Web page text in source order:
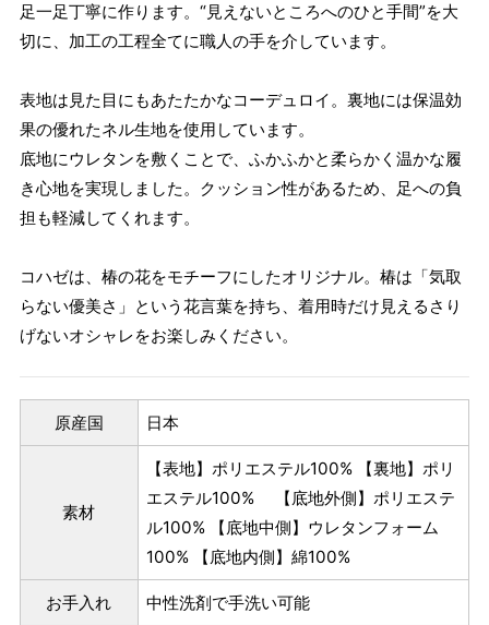
足一足丁寧に作ります。“見えないところへのひと手間”を大
切に、加工の工程全てに職人の手を介しています。
表地は見た目にもあたたかなコーデュロイ。裏地には保温効
果の優れたネル生地を使用しています。
底地にウレタンを敷くことで、ふかふかと柔らかく温かな履
き心地を実現しました。クッション性があるため、足への負
担も軽減してくれます。
コハゼは、椿の花をモチーフにしたオリジナル。椿は「気取
らない優美さ」という花言葉を持ち、着用時だけ見えるさり
げないオシャレをお楽しみください。
原産国 日本
素材
【表地】ポリエステル100% 【裏地】ポリ
エステル100% 【底地外側】ポリエステ
ル100% 【底地中側】ウレタンフォーム
100% 【底地内側】綿100%
お手入れ 中性洗剤で手洗い可能